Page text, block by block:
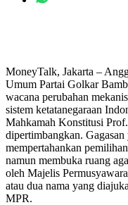
MoneyTalk, Jakarta –
Umum Partai Golkar
wacana perubahan
sistem ketatanegaraan
Mahkamah Konstitusi
dipertimbangkan.
mempertahankan
namun membuka ruang
oleh Majelis
atau dua nama yang
MPR.